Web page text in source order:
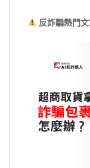
反詐騙熱門